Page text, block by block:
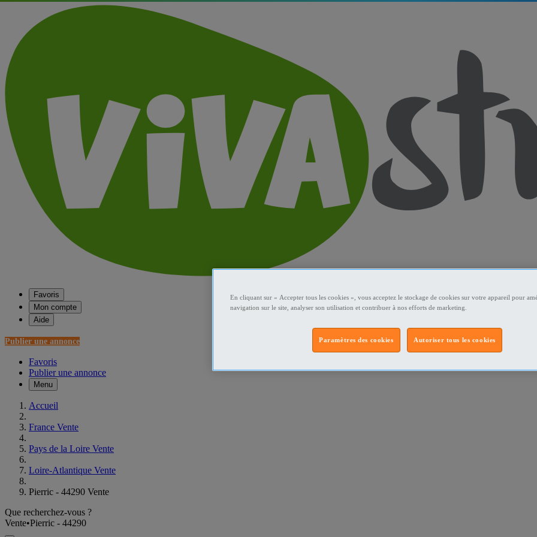
Favoris
Mon compte
Aide
Publier une annonce
Favoris
Publier une annonce
Menu
Accueil
France Vente
Pays de la Loire Vente
Loire-Atlantique Vente
Pierric - 44290 Vente
Que recherchez-vous ?
Vente•Pierric - 44290
En cliquant sur « Accepter tous les cookies », vous acceptez le stockage de cookies sur votre appareil pour
navigation sur le site, analyser son utilisation et contribuer à nos efforts de marketing.
Autoriser tous les cookies
Paramètres des cookies